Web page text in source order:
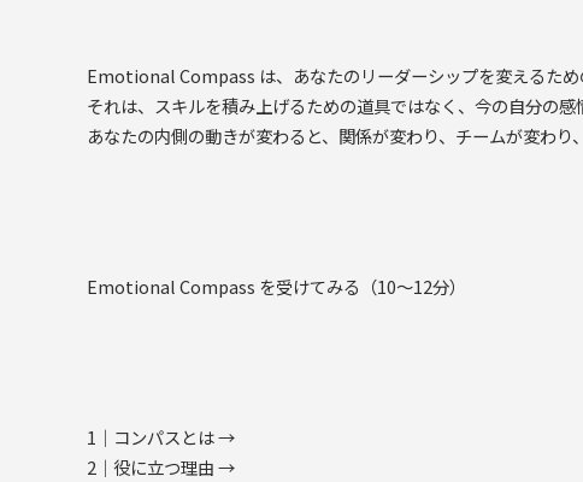
Emotional Compass は、あなたのリーダーシップを変えるため
それは、スキルを積み上げるための道具ではなく、今の自分の
あなたの内側の動きが変わると、関係が変わり、チームが変わ
Emotional Compass を受けてみる（10〜12分）
1｜コンパスとは →
2｜役に立つ理由 →